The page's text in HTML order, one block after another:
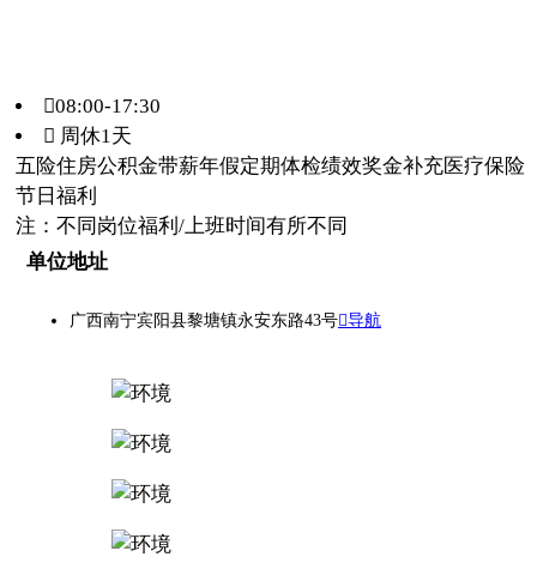
08:00-17:30
 周休1天
五险住房公积金带薪年假定期体检绩效奖金补充医疗保险
节日福利
注：不同岗位福利/上班时间有所不同
单位地址
广西南宁宾阳县黎塘镇永安东路43号导航